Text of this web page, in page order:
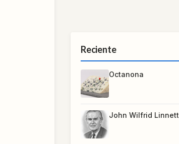
Reciente
Octanona
John Wilfrid Linnett